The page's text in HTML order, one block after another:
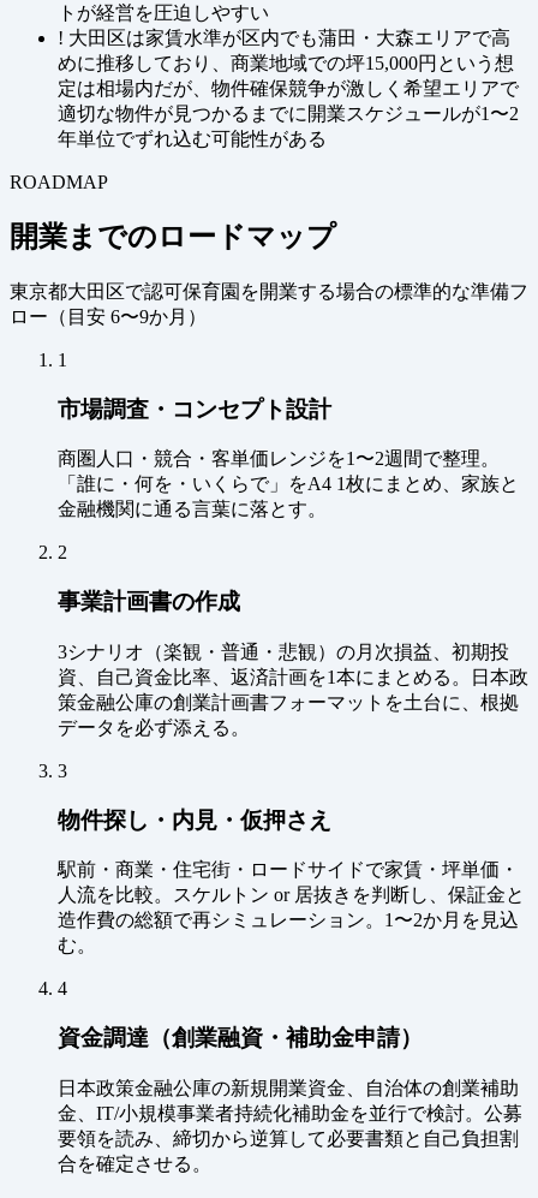
トが経営を圧迫しやすい
! 大田区は家賃水準が区内でも蒲田・大森エリアで高
めに推移しており、商業地域での坪15,000円という想
定は相場内だが、物件確保競争が激しく希望エリアで
適切な物件が見つかるまでに開業スケジュールが1〜2
年単位でずれ込む可能性がある
ROADMAP
開業までのロードマップ
東京都大田区で認可保育園を開業する場合の標準的な準備フ
ロー（ 目安 6〜9か月 ）
1
市場調査・コンセプト設計
商圏人口・競合・客単価レンジを1〜2週間で整理。
「誰に・何を・いくらで」をA4 1枚にまとめ、家族と
金融機関に通る言葉に落とす。
2
事業計画書の作成
3シナリオ（楽観・普通・悲観）の月次損益、初期投
資、自己資金比率、返済計画を1本にまとめる。日本政
策金融公庫の創業計画書フォーマットを土台に、根拠
データを必ず添える。
3
物件探し・内見・仮押さえ
駅前・商業・住宅街・ロードサイドで家賃・坪単価・
人流を比較。スケルトン or 居抜きを判断し、保証金と
造作費の総額で再シミュレーション。1〜2か月を見込
む。
4
資金調達（創業融資・補助金申請）
日本政策金融公庫の新規開業資金、自治体の創業補助
金、IT/小規模事業者持続化補助金を並行で検討。公募
要領を読み、締切から逆算して必要書類と自己負担割
合を確定させる。